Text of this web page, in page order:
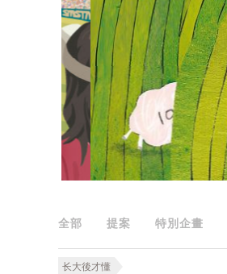
全部 提案 特別企畫
长大後才懂